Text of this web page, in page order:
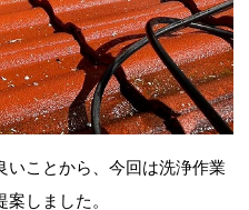
いことから、今回は洗浄作業
しました。